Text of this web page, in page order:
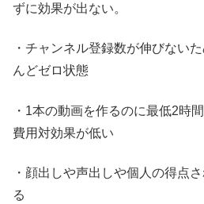
ずに効果が出ない。
・チャンネル登録数が伸びない
んどゼロ状態
・1本の動画を作るのに最低2時
費用対効果が低い
・顔出しや声出しや個人の得点
る